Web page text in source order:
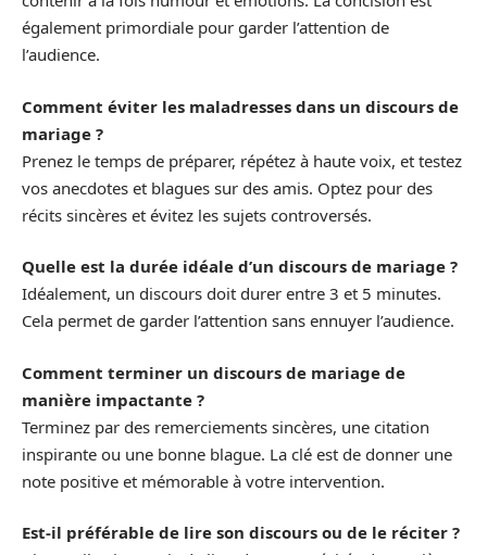
également primordiale pour garder l’attention de
l’audience.
Comment éviter les maladresses dans un discours de
mariage ?
Prenez le temps de préparer, répétez à haute voix, et testez
vos anecdotes et blagues sur des amis. Optez pour des
récits sincères et évitez les sujets controversés.
Quelle est la durée idéale d’un discours de mariage ?
Idéalement, un discours doit durer entre 3 et 5 minutes.
Cela permet de garder l’attention sans ennuyer l’audience.
Comment terminer un discours de mariage de
manière impactante ?
Terminez par des remerciements sincères, une citation
inspirante ou une bonne blague. La clé est de donner une
note positive et mémorable à votre intervention.
Est-il préférable de lire son discours ou de le réciter ?